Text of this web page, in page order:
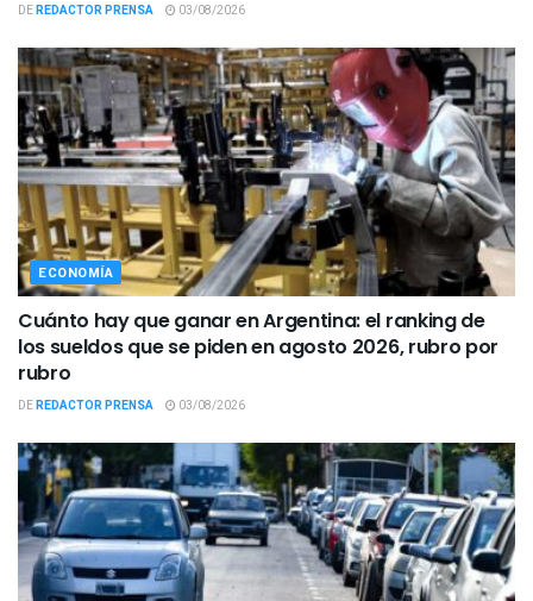
DEREDACTOR PRENSA 03/08/2026
ECONOMÍA
Cuánto hay que ganar en Argentina: el ranking de
los sueldos que se piden en agosto 2026, rubro por
rubro
DEREDACTOR PRENSA 03/08/2026